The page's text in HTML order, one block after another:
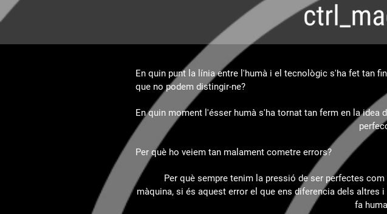
En quin punt la línia entre l'humà i el tecnològic s'ha fet tan
que no podem distingir-ne?
En quin moment l'ésser humà s'ha tornat tan ferm en la idea
Per què ho veiem tan malament cometre errors?
Per què sempre tenim la pressió de ser perfectes com
màquina, si és aquest error el que ens diferencia dels altres i
fa